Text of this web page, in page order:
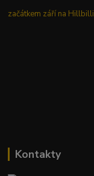
začátkem září na
Kontakty